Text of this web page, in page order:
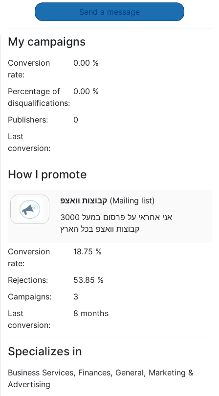
Send a message
My campaigns
Conversion
rate:
0.00 %
Percentage of
disqualifications:
0.00 %
Publishers:
0
Last
conversion:
How I promote
קבוצות וואצפ(Mailing list)
אני אחראי על פרסום במעל 3000
קבוצות וואצפ בכל הארץ
Conversion
rate:
18.75 %
Rejections:
53.85 %
Campaigns:
3
Last
conversion:
8 months
Specializes in
Business Services, Finances, General, Marketing &
Advertising